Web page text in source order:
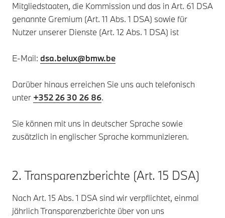
Mitgliedstaaten, die Kommission und das in Art. 61 DSA
genannte Gremium (Art. 11 Abs. 1 DSA) sowie für
Nutzer unserer Dienste (Art. 12 Abs. 1 DSA) ist
E-Mail: dsa.belux@bmw.be
Darüber hinaus erreichen Sie uns auch telefonisch
unter +352 26 30 26 86.
Sie können mit uns in deutscher Sprache sowie
zusätzlich in englischer Sprache kommunizieren.
2. Transparenzberichte (Art. 15 DSA)
Nach Art. 15 Abs. 1 DSA sind wir verpflichtet, einmal
jährlich Transparenzberichte über von uns